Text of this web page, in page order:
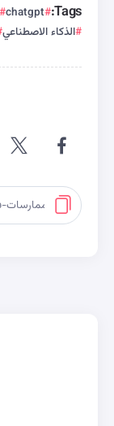
Tags:
chatgpt
الذكاء الاصطناعي